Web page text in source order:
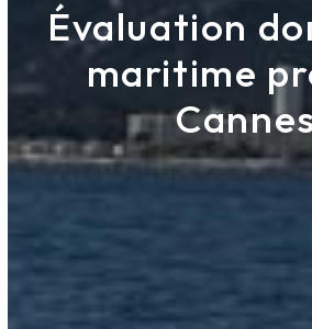
Évaluation
maritime
Antex Marine